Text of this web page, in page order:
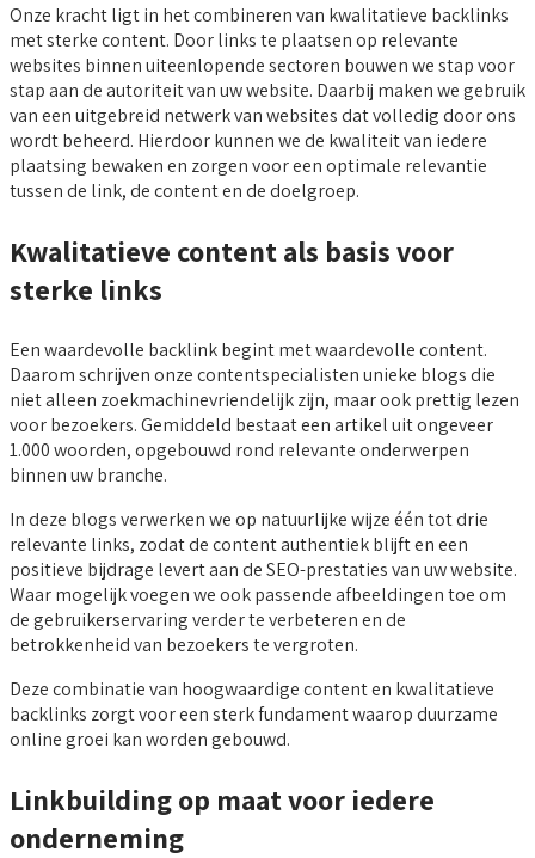
Onze kracht ligt in het combineren van kwalitatieve backlinks
met sterke content. Door links te plaatsen op relevante
websites binnen uiteenlopende sectoren bouwen we stap voor
stap aan de autoriteit van uw website. Daarbij maken we gebruik
van een uitgebreid netwerk van websites dat volledig door ons
wordt beheerd. Hierdoor kunnen we de kwaliteit van iedere
plaatsing bewaken en zorgen voor een optimale relevantie
tussen de link, de content en de doelgroep.
Kwalitatieve content als basis voor
sterke links
Een waardevolle backlink begint met waardevolle content.
Daarom schrijven onze contentspecialisten unieke blogs die
niet alleen zoekmachinevriendelijk zijn, maar ook prettig lezen
voor bezoekers. Gemiddeld bestaat een artikel uit ongeveer
1.000 woorden, opgebouwd rond relevante onderwerpen
binnen uw branche.
In deze blogs verwerken we op natuurlijke wijze één tot drie
relevante links, zodat de content authentiek blijft en een
positieve bijdrage levert aan de SEO-prestaties van uw website.
Waar mogelijk voegen we ook passende afbeeldingen toe om
de gebruikerservaring verder te verbeteren en de
betrokkenheid van bezoekers te vergroten.
Deze combinatie van hoogwaardige content en kwalitatieve
backlinks zorgt voor een sterk fundament waarop duurzame
online groei kan worden gebouwd.
Linkbuilding op maat voor iedere
onderneming